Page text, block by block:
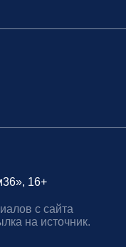
16+
с сайта
на источник.